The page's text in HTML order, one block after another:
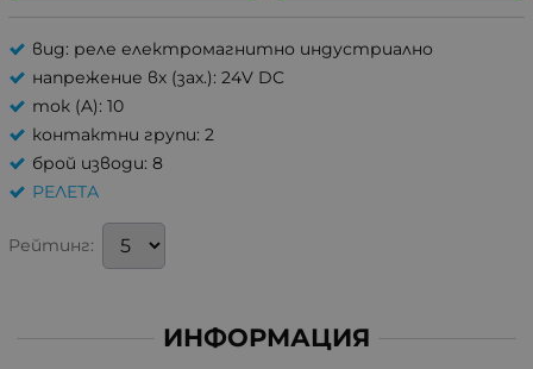
вид: реле електромагнитно индустриално
напрежение вх (зах.): 24V DC
ток (A): 10
контактни групи: 2
брой изводи: 8
РЕЛЕТА
Рейтинг:
ИНФОРМАЦИЯ